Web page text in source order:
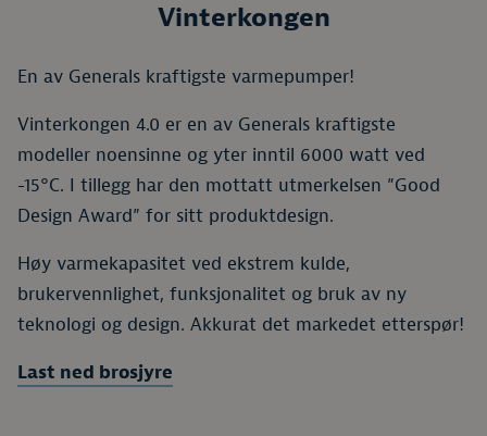
Vinterkongen
En av Generals kraftigste varmepumper!
Vinterkongen 4.0 er en av Generals kraftigste
modeller noensinne og yter inntil 6000 watt ved
-15°C. I tillegg har den mottatt utmerkelsen ”Good
Design Award” for sitt produktdesign.
Høy varmekapasitet ved ekstrem kulde,
brukervennlighet, funksjonalitet og bruk av ny
teknologi og design. Akkurat det markedet etterspør!
Last ned brosjyre